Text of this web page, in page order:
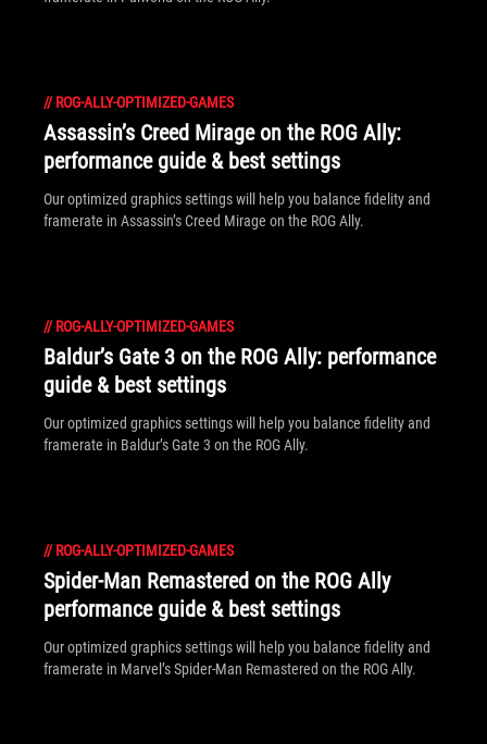
// ROG-ALLY-OPTIMIZED-GAMES
Assassin’s Creed Mirage on the ROG Ally:
performance guide & best settings
Our optimized graphics settings will help you balance fidelity and
framerate in Assassin’s Creed Mirage on the ROG Ally.
// ROG-ALLY-OPTIMIZED-GAMES
Baldur’s Gate 3 on the ROG Ally: performance
guide & best settings
Our optimized graphics settings will help you balance fidelity and
framerate in Baldur’s Gate 3 on the ROG Ally.
// ROG-ALLY-OPTIMIZED-GAMES
Spider-Man Remastered on the ROG Ally
performance guide & best settings
Our optimized graphics settings will help you balance fidelity and
framerate in Marvel’s Spider-Man Remastered on the ROG Ally.